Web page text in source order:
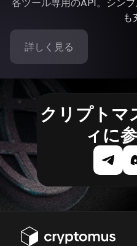
各ツール専用のAPI。シン
も
詳しく見る
クリプトマ
ィに